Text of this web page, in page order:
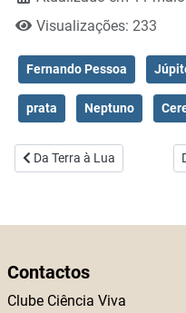
Visualizações: 233
Fernando Pessoa
prata Neptuno
Artigo anterior: Da Terra à
Da Terra à Lua
Contactos
Clube Ciência Viva